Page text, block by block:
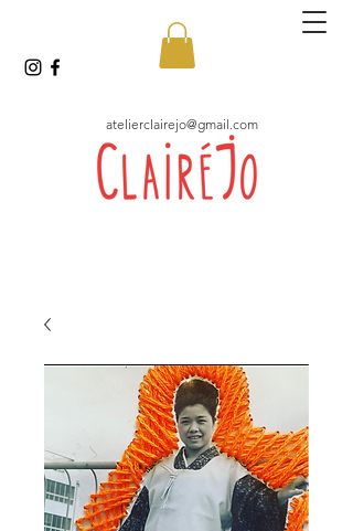
atelierclairejo@gmail.com